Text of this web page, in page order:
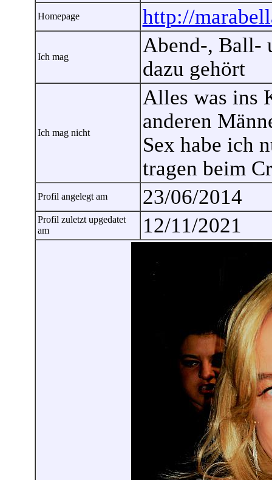
Homepage http://
Ich mag
Abend-, Ball-
dazu gehört
Ich mag nicht
Alles was ins
anderen
Sex habe ich
tragen beim
Profil angelegt am 23/06/2014
Profil zuletzt upgedatet
am
12/11/2021